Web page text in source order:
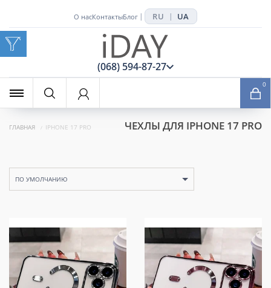
x
О насКонтактыБлог | RU | UA
(068) 594-87-27
0
ГЛАВНАЯ IPHONE 17 PRO ЧЕХЛЫ ДЛЯ IPHONE 17 PRO
ПО УМОЛЧАНИЮ